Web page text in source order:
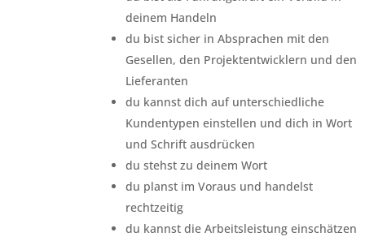
deinem Handeln
du bist sicher in Absprachen mit den
Gesellen, den Projektentwicklern und den
Lieferanten
du kannst dich auf unterschiedliche
Kundentypen einstellen und dich in Wort
und Schrift ausdrücken
du stehst zu deinem Wort
du planst im Voraus und handelst
rechtzeitig
du kannst die Arbeitsleistung einschätzen